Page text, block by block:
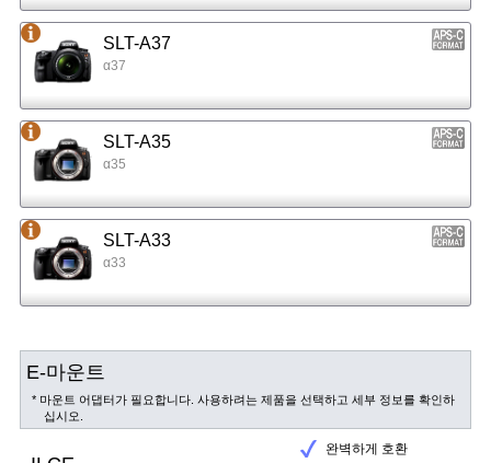
SLT-A37
α37
SLT-A35
α35
SLT-A33
α33
E-마운트
* 마운트 어댑터가 필요합니다. 사용하려는 제품을 선택하고 세부 정보를 확인하
십시오.
완벽하게 호환